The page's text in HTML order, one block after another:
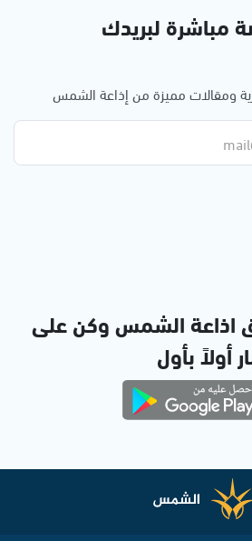
مباشرة لبريدك
ومقالات مميزة من إذاعة الشمس
اذاعة الشمس وكن على
أولاً بأول